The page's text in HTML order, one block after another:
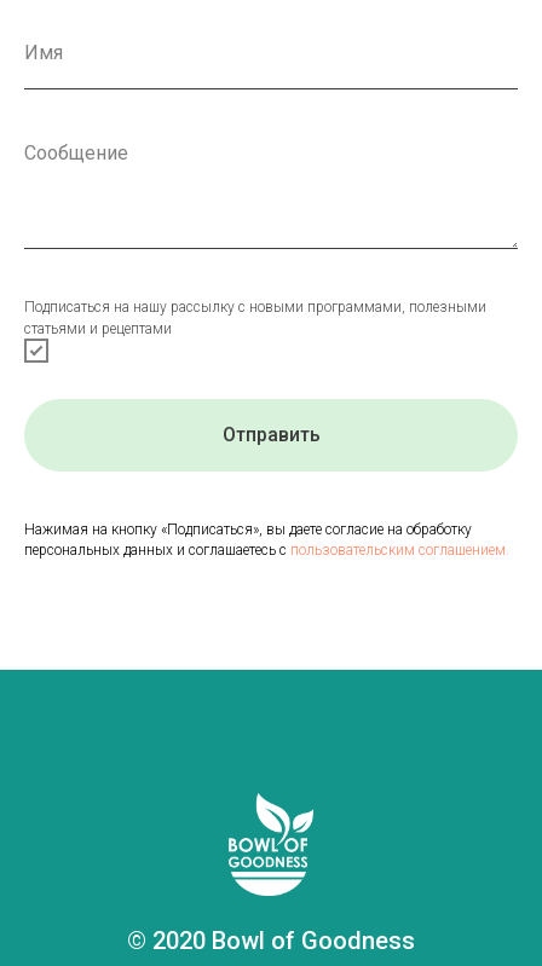
Подписаться на нашу рассылку с новыми программами, полезными
статьями и рецептами
Отправить
Нажимая на кнопку «Подписаться», вы даете согласие на обработку
персональных данных и соглашаетесь с пользовательским соглашением.
© 2020 Bowl of Goodness